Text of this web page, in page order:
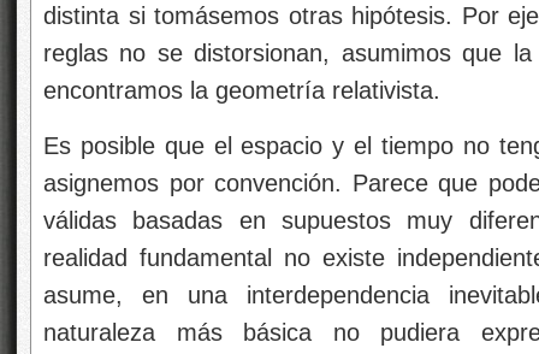
distinta si tomásemos otras hipótesis. Por
reglas no se distorsionan, asumimos que
encontramos la geometría relativista.
Es posible que el espacio y el tiempo no
asignemos por convención. Parece que
válidas basadas en supuestos muy
realidad fundamental no existe
asume, en una interdependencia
naturaleza más básica no pudiera